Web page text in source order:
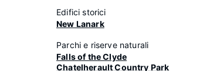
Edifici storici
New Lanark
Parchi e riserve naturali
Falls of the Clyde
Chatelherault Country Park